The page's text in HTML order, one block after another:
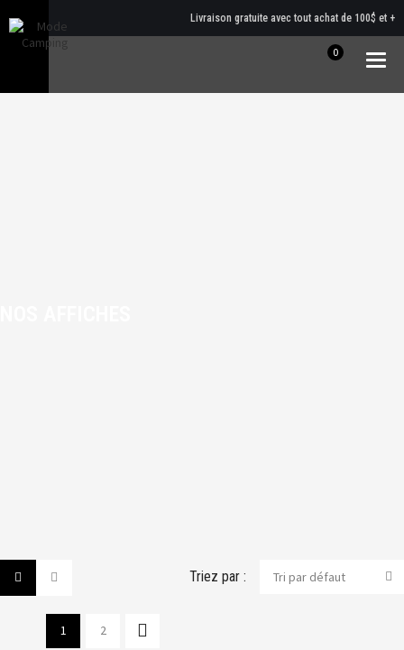
Livraison gratuite avec tout achat de 100$ et +
0
Triez par : Tri par défaut
1 2